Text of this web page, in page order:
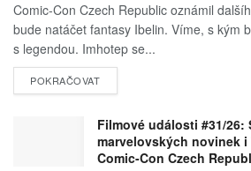
Comic-Con Czech Republic oznámil
bude natáčet fantasy Ibelin. Víme, s kým
s legendou. Imhotep se...
POKRAČOVAT
Filmové události #31/26:
marvelovských novinek
Comic-Con Czech